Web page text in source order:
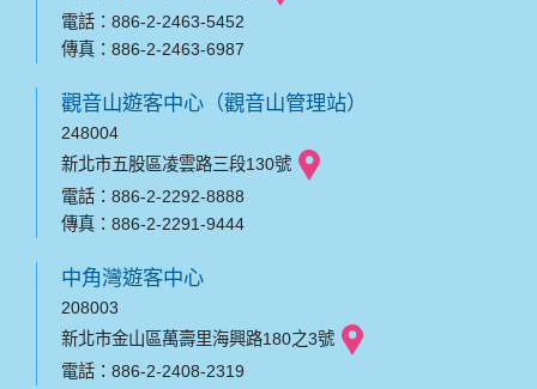
電話：886-2-2463-5452
傳真：886-2-2463-6987
觀音山遊客中心（觀音山管理站）
248004
新北市五股區凌雲路三段130號
電話：886-2-2292-8888
傳真：886-2-2291-9444
中角灣遊客中心
208003
新北市金山區萬壽里海興路180之3號
電話：886-2-2408-2319